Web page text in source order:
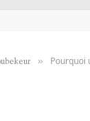
» Pourquoi